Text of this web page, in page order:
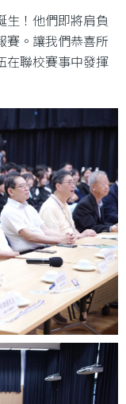
生！他們即將肩負
賽。讓我們恭喜所
在聯校賽事中發揮